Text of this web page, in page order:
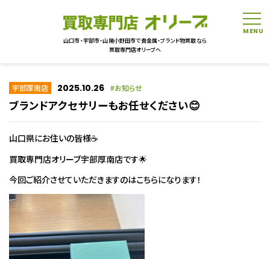
山口市・宇部市・山陽小野田市で貴金属・ブランド物買取なら
買取専門店オリーブへ
宇部厚南店 2025.10.26 お知らせ
ブランドアクセサリーもお任せください😊
山口県にお住いの皆様☕
買取専門店オリーブ宇部厚南店です🌟
今回ご紹介させていただきますのはこちらになります！